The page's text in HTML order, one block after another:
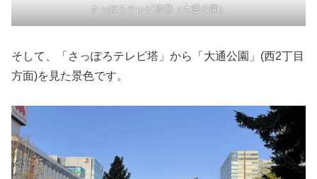
さっぽろテレビ塔②（大通公園）
そして、「さっぽろテレビ塔」から「大通公園」(西2丁目
方面)を見た景色です。